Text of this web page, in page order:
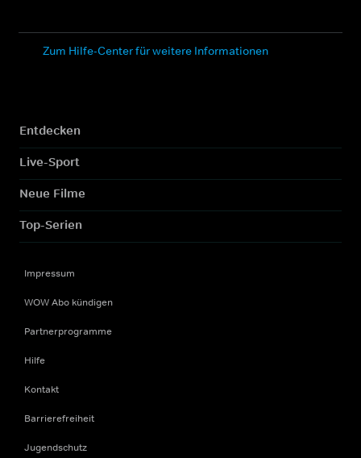
Zum Hilfe-Center für weitere Informationen
Entdecken
Live-Sport
Neue Filme
Top-Serien
Impressum
WOW Abo kündigen
Partnerprogramme
Hilfe
Kontakt
Barrierefreiheit
Jugendschutz